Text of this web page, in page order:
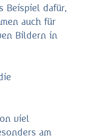
Beispiel dafür,
auch für
Bildern in
viel
am